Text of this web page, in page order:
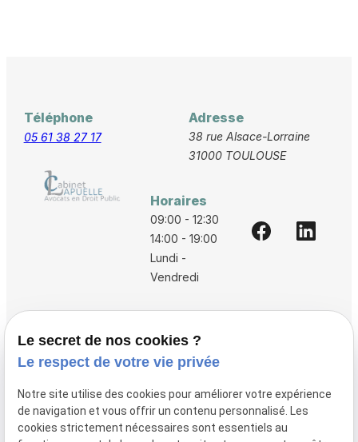
Téléphone
05 61 38 27 17
Adresse
38 rue Alsace-Lorraine
31000 TOULOUSE
Horaires
09:00 - 12:30
14:00 - 19:00
Lundi -
Vendredi
Vos avocats
Boutique
Domaines de compétences
Le secret de nos cookies ?
Le respect de votre vie privée
Notre site utilise des cookies pour améliorer votre expérience
de navigation et vous offrir un contenu personnalisé. Les
cookies strictement nécessaires sont essentiels au